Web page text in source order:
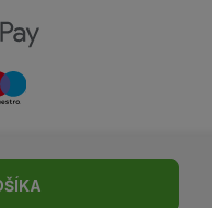
vyhradené | Made with ♥